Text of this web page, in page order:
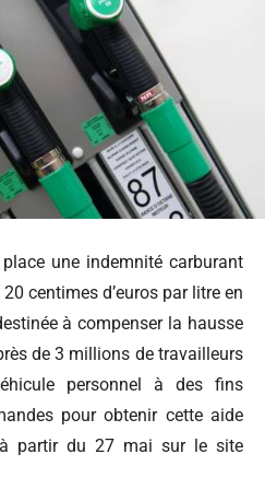
une indemnité carburant
centimes d’euros par litre en
à compenser la hausse
de 3 millions de travailleurs
personnel à des fins
pour obtenir cette aide
partir du 27 mai sur le site